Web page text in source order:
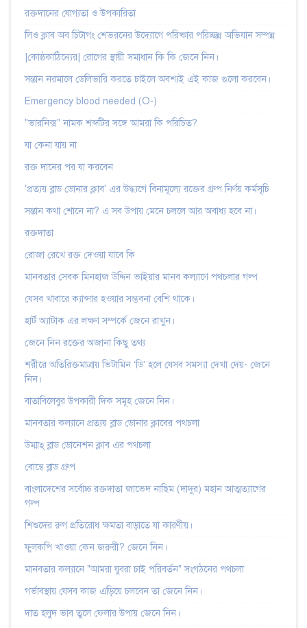
রক্তদানের যোগ্যতা ও উপকারিতা
লিও ক্লাব অব চিটাগং শেভরনের উদ্যোগে পরিষ্কার পরিচ্ছন্ন অভিযান সম্পন্ন
|কোষ্ঠকাঠিন্যের| রোগের স্থায়ী সমাধান কি কি জেনে নিন।
সন্তান নরমালে ডেলিভারি করতে চাইলে অবশ্যই এই কাজ গুলো করবেন।
Emergency blood needed (O-)
"ভারনিক্স" নামক শব্দটির সঙ্গে আমরা কি পরিচিত?
যা কেনা যায় না
রক্ত দানের পর যা করবেন
'প্রত্যয় ব্লাড ডোনার ক্লাব' এর উদ্ধ্যগে বিনামূল্যে রক্তের গ্রুপ নির্ণয় কর্মসূচি
সন্তান কথা শোনে না? এ সব উপায় মেনে চললে আর অবাধ্য হবে না।
রক্তদাতা
রোজা রেখে রক্ত দেওয়া যাবে কি
মানবতার সেবক মিনহাজ উদ্দিন ভাইয়ার মানব কল্যাণে পথচলার গল্প
যেসব খাবারে ক্যান্সার হওয়ার সম্ভবনা বেশি থাকে।
হার্ট অ্যাটাক এর লক্ষণ সম্পর্কে জেনে রাখুন।
জেনে নিন রক্তের অজানা কিছু তথ্য
শরীরে অতিরিক্তমাত্রায় ভিটামিন ‘ডি’ হলে যেসব সমস্যা দেখা দেয়- জেনে
নিন।
বাতাবিলেবুর উপকারী দিক সমূহ জেনে নিন।
মানবতার কল্যানে প্রত্যয় ব্লাড ডোনার ক্লাবের পথচলা
উম্মাহ্‌ ব্লাড ডোনেশন ক্লাব এর পথচলা
বোম্বে ব্লাড গ্রুপ
বাংলাদেশের সর্বোচ্চ রক্তদাতা জাভেদ নাছিম (দাদুর) মহান আত্মত্যাগের
গল্প
শিশুদের রুগ প্রতিরোধ ক্ষমতা বাড়াতে যা কারণীয়।
ফুলকপি খাওয়া কেন জরুরী? জেনে নিন।
মানবতার কল্যানে "আমরা যুবরা চাই পরিবর্তন" সংগঠনের পথচলা
গর্ভাবস্থায় যেসব কাজ এড়িয়ে চলবেন তা জেনে নিন।
দাত হলুদ ভাব তুলে ফেলার উপায় জেনে নিন।